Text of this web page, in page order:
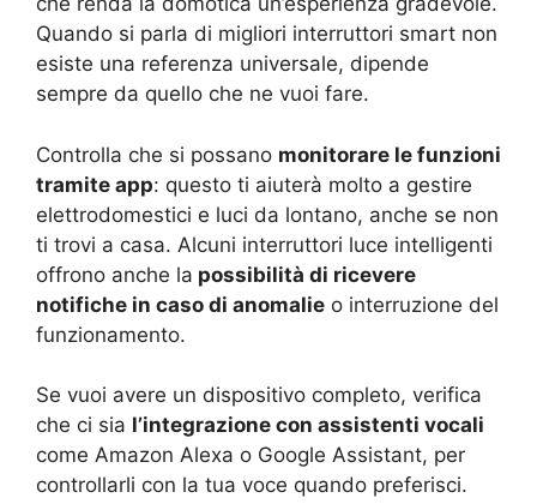
Quando si parla di migliori interruttori smart non
esiste una referenza universale, dipende
sempre da quello che ne vuoi fare.
Controlla che si possano monitorare le funzioni
tramite app: questo ti aiuterà molto a gestire
elettrodomestici e luci da lontano, anche se non
ti trovi a casa. Alcuni interruttori luce intelligenti
offrono anche la possibilità di ricevere
notifiche in caso di anomalie o interruzione del
funzionamento.
Se vuoi avere un dispositivo completo, verifica
che ci sia l’integrazione con assistenti vocali
come Amazon Alexa o Google Assistant, per
controllarli con la tua voce quando preferisci.